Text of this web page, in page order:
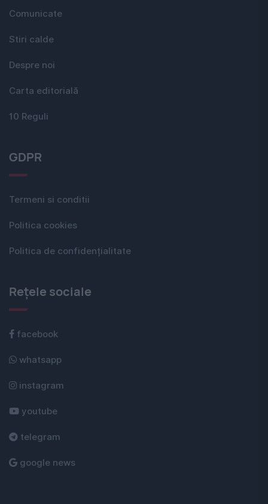
Comunicate
Stiri calde
Despre noi
Carta editorială
10 Reguli
GDPR
Termeni si conditii
Politica cookies
Politica de confidențialitate
Rețele sociale
facebook
whatsapp
instagram
youtube
telegram
google news